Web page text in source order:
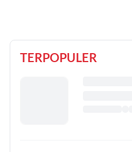
TERPOPULER